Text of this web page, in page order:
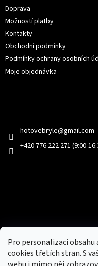
Pro personalizaci obsahu
cookies třetích stran. S
Doprava
Možností platby
Kontakty
Obchodní podmínky
Podmínky ochrany osobních
Moje objednávka
hotovebryle@gmail.com
+420 776 222 271 (9:00-